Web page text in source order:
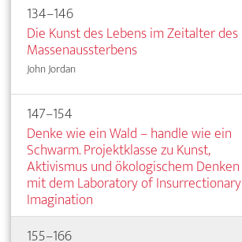
134–146
Die Kunst des Lebens im Zeitalter des
Massenaussterbens
John Jordan
147–154
Denke wie ein Wald – handle wie ein
Schwarm. Projektklasse zu Kunst,
Aktivismus und ökologischem Denken
mit dem Laboratory of Insurrectionary
Imagination
155–166